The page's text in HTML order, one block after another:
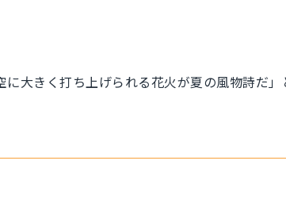
大きく打ち上げられる花火が夏の風物詩だ」